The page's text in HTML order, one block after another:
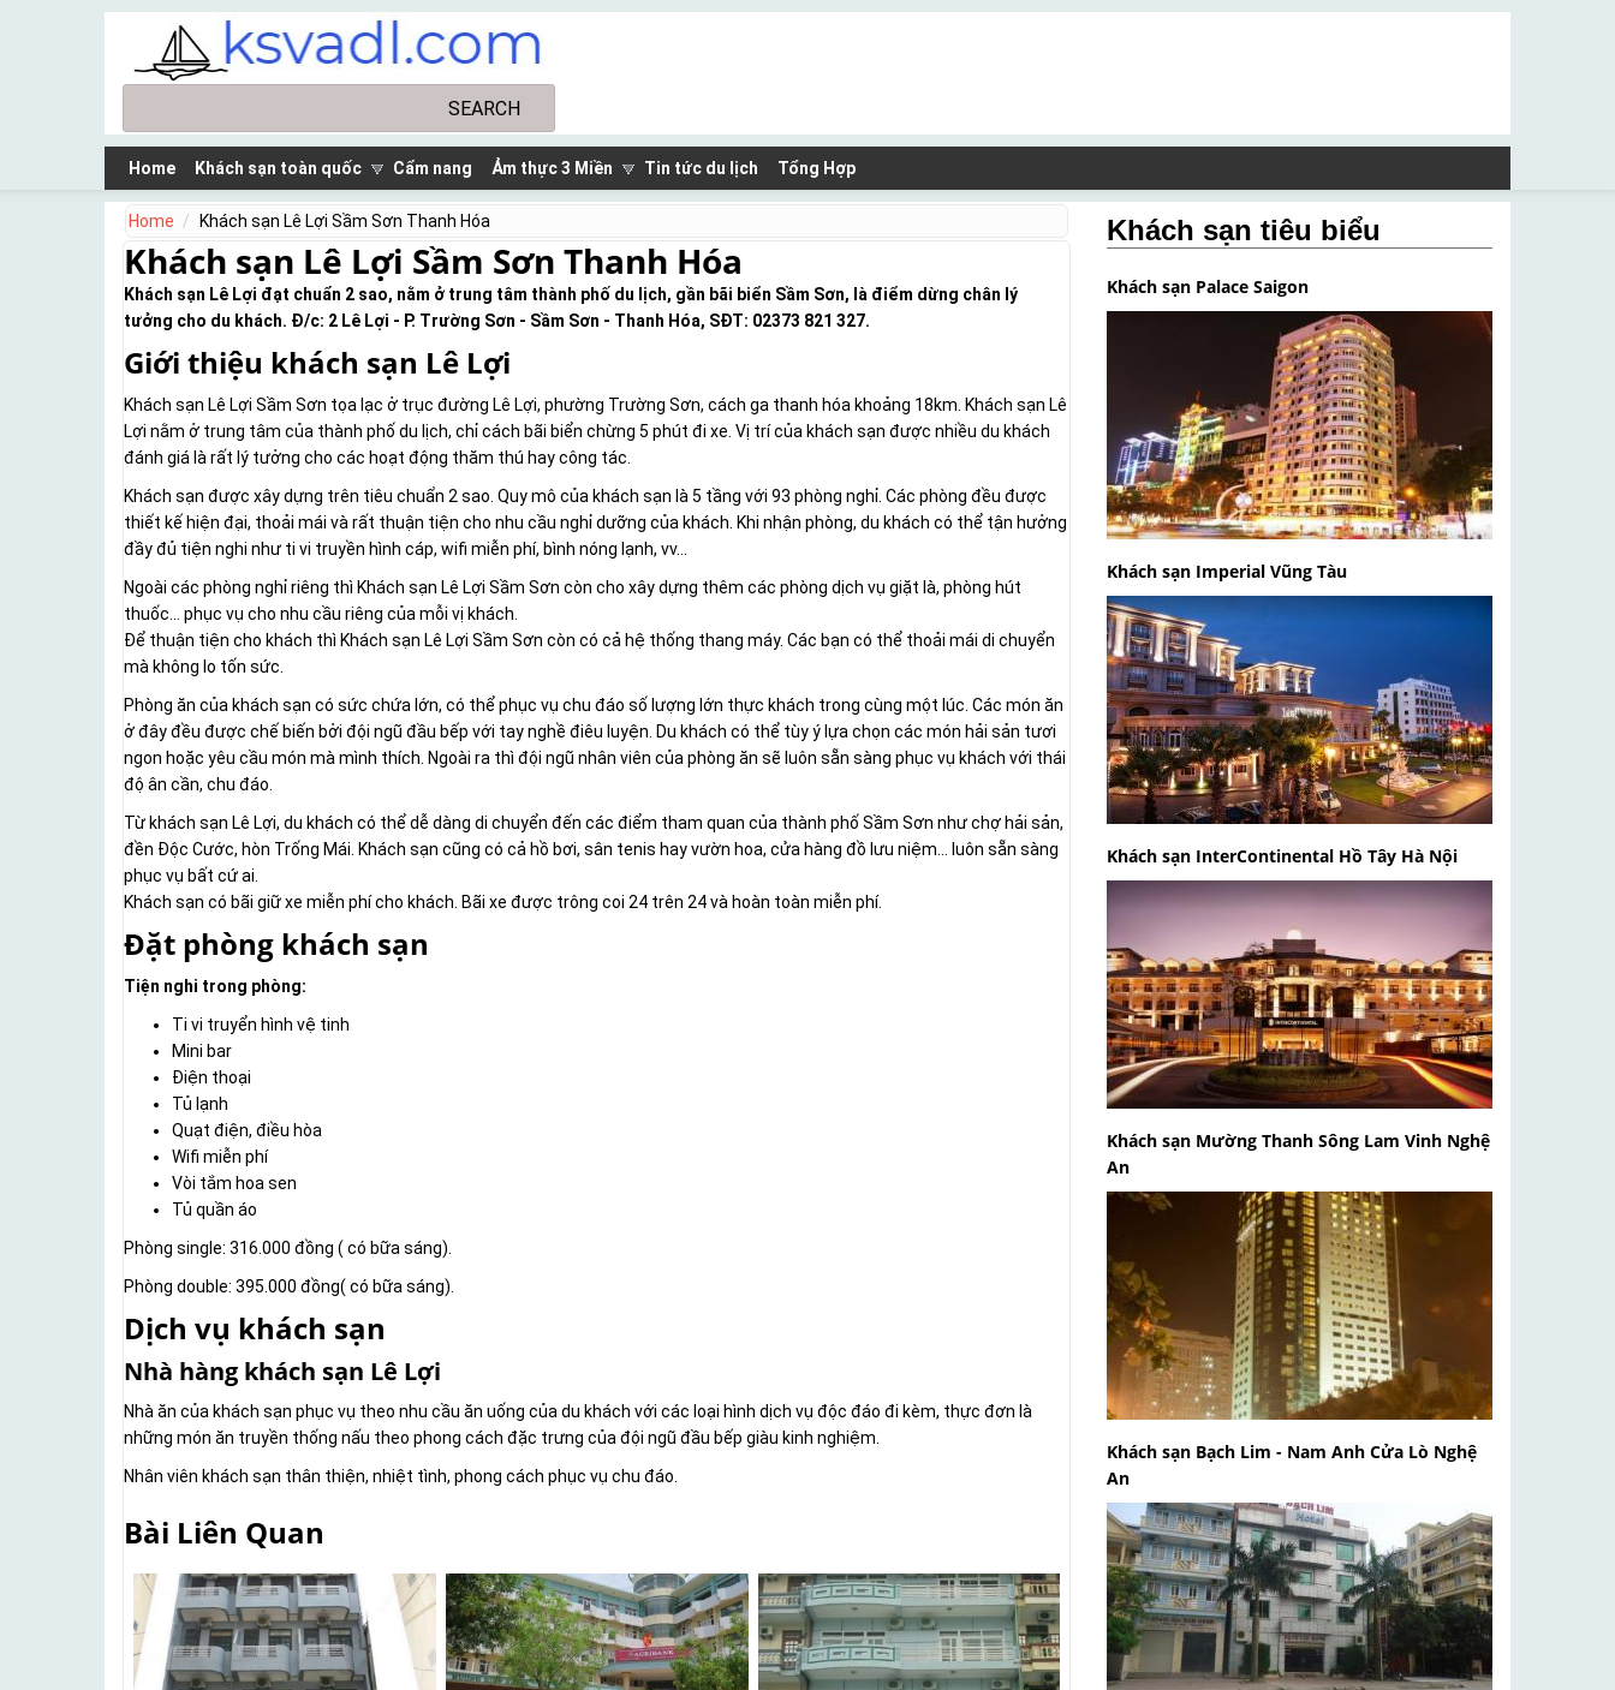
Skip to main content
Home Khách sạn toàn quốc Cẩm nang Ảm thực 3 Miền Tin tức du lịch Tổng Hợp
Home Khách sạn Lê Lợi Sầm Sơn Thanh Hóa
Khách sạn Lê Lợi Sầm Sơn Thanh Hóa
Khách sạn Lê Lợi đạt chuẩn 2 sao, nằm ở trung tâm thành phố du lịch, gần bãi biển Sầm Sơn, là điểm dừng chân lý
tưởng cho du khách. Đ/c: 2 Lê Lợi - P. Trường Sơn - Sầm Sơn - Thanh Hóa, SĐT: 02373 821 327.
Giới thiệu khách sạn Lê Lợi
Khách sạn Lê Lợi Sầm Sơn tọa lạc ở trục đường Lê Lợi, phường Trường Sơn, cách ga thanh hóa khoảng 18km. Khách sạn Lê
Lợi nằm ở trung tâm của thành phố du lịch, chỉ cách bãi biển chừng 5 phút đi xe. Vị trí của khách sạn được nhiều du khách
đánh giá là rất lý tưởng cho các hoạt động thăm thú hay công tác.
Khách sạn được xây dựng trên tiêu chuẩn 2 sao. Quy mô của khách sạn là 5 tầng với 93 phòng nghỉ. Các phòng đều được
thiết kế hiện đại, thoải mái và rất thuận tiện cho nhu cầu nghỉ dưỡng của khách. Khi nhận phòng, du khách có thể tận hưởng
đầy đủ tiện nghi như ti vi truyền hình cáp, wifi miễn phí, bình nóng lạnh, vv…
Ngoài các phòng nghỉ riêng thì Khách sạn Lê Lợi Sầm Sơn còn cho xây dựng thêm các phòng dịch vụ giặt là, phòng hút
thuốc… phục vụ cho nhu cầu riêng của mỗi vị khách.
Để thuận tiện cho khách thì Khách sạn Lê Lợi Sầm Sơn còn có cả hệ thống thang máy. Các bạn có thể thoải mái di chuyển
mà không lo tốn sức.
Phòng ăn của khách sạn có sức chứa lớn, có thể phục vụ chu đáo số lượng lớn thực khách trong cùng một lúc. Các món ăn
ở đây đều được chế biến bởi đội ngũ đầu bếp với tay nghề điêu luyện. Du khách có thể tùy ý lựa chọn các món hải sản tươi
ngon hoặc yêu cầu món mà mình thích. Ngoài ra thì đội ngũ nhân viên của phòng ăn sẽ luôn sẵn sàng phục vụ khách với thái
độ ân cần, chu đáo.
Từ khách sạn Lê Lợi, du khách có thể dễ dàng di chuyển đến các điểm tham quan của thành phố Sầm Sơn như chợ hải sản,
đền Độc Cước, hòn Trống Mái. Khách sạn cũng có cả hồ bơi, sân tenis hay vườn hoa, cửa hàng đồ lưu niệm… luôn sẵn sàng
phục vụ bất cứ ai.
Khách sạn có bãi giữ xe miễn phí cho khách. Bãi xe được trông coi 24 trên 24 và hoàn toàn miễn phí.
Đặt phòng khách sạn
Tiện nghi trong phòng:
Ti vi truyển hình vệ tinh
Mini bar
Điện thoại
Tủ lạnh
Quạt điện, điều hòa
Wifi miễn phí
Vòi tắm hoa sen
Tủ quần áo
Phòng single: 316.000 đồng ( có bữa sáng).
Phòng double: 395.000 đồng( có bữa sáng).
Dịch vụ khách sạn
Nhà hàng khách sạn Lê Lợi
Nhà ăn của khách sạn phục vụ theo nhu cầu ăn uống của du khách với các loại hình dịch vụ độc đáo đi kèm, thực đơn là
những món ăn truyền thống nấu theo phong cách đặc trưng của đội ngũ đầu bếp giàu kinh nghiệm.
Nhân viên khách sạn thân thiện, nhiệt tình, phong cách phục vụ chu đáo.
Bài Liên Quan
Khách sạn tiêu biểu
Khách sạn Palace Saigon
Khách sạn Imperial Vũng Tàu
Khách sạn InterContinental Hồ Tây Hà Nội
Khách sạn Mường Thanh Sông Lam Vinh Nghệ
An
Khách sạn Bạch Lim - Nam Anh Cửa Lò Nghệ
An